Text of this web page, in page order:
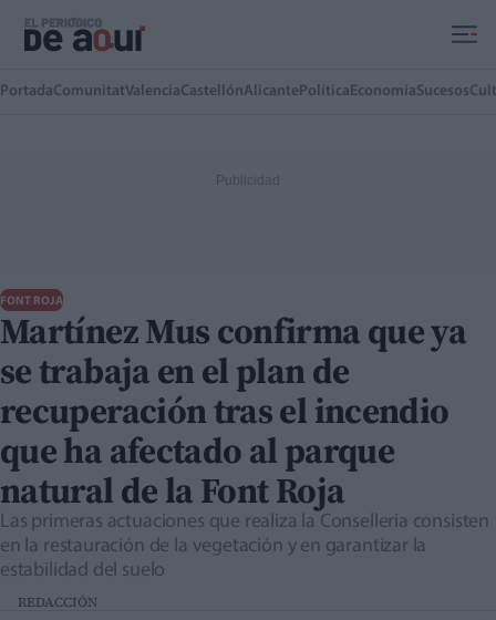
PortadaComunitatValenciaCastellónAlicante Política EconomíaSucesos
FONT ROJA
Martínez Mus confirma que ya
se trabaja en el plan de
recuperación tras el incendio
que ha afectado al parque
natural de la Font Roja
Las primeras actuaciones que realiza la Conselleria consisten
en la restauración de la vegetación y en garantizar la
estabilidad del suelo
REDACCIÓN